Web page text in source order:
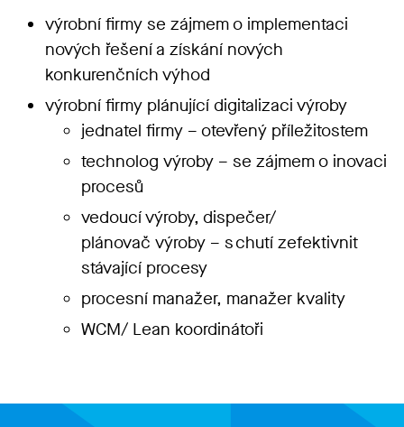
výrobní firmy se zájmem o implementaci
nových řešení a získání nových
konkurenčních výhod
výrobní firmy plánující digitalizaci výroby
jednatel firmy – otevřený příležitostem
technolog výroby – se zájmem o inovaci
procesů
vedoucí výroby, dispečer/
plánovač výroby – s chutí zefektivnit
stávající procesy
procesní manažer, manažer kvality
WCM/ Lean koordinátoři